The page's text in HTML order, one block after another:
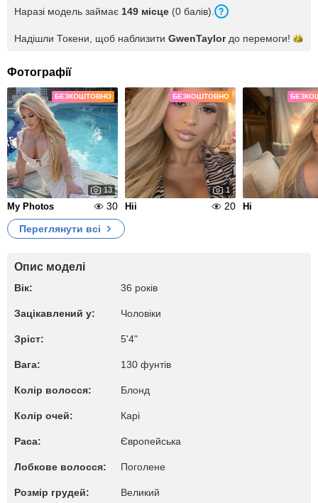
Наразі модель займає 149 місце (0 балів).
Надішли Токени, щоб наблизити GwenTaylor до перемоги!
Фотографії
БЕЗКОШТОВНО
13
My Photos 30
БЕЗКОШТОВНО
1
Hii 20 Hi
Переглянути всі
Опис моделі
Вік: 36 років
Зацікавлений у: Чоловіки
Зріст: 5'4"
Вага: 130 фунтів
Колір волосся: Блонд
Колір очей: Карі
Раса: Європейська
Лобкове волосся: Поголене
Розмір грудей: Великий